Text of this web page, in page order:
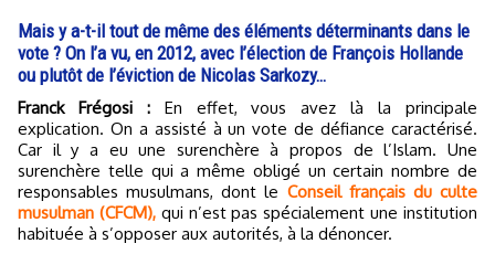
Mais y a-t-il tout de même des éléments déterminants dans le
vote ? On l’a vu, en 2012, avec l’élection de François Hollande
ou plutôt de l’éviction de Nicolas Sarkozy…
Franck Frégosi :En effet, vous avez là la principale
explication. On a assisté à un vote de défiance caractérisé.
Car il y a eu une surenchère à propos de l’Islam. Une
surenchère telle qui a même obligé un certain nombre de
responsables musulmans, dont le Conseil français du culte
musulman (CFCM), qui n’est pas spécialement une institution
habituée à s’opposer aux autorités, à la dénoncer.